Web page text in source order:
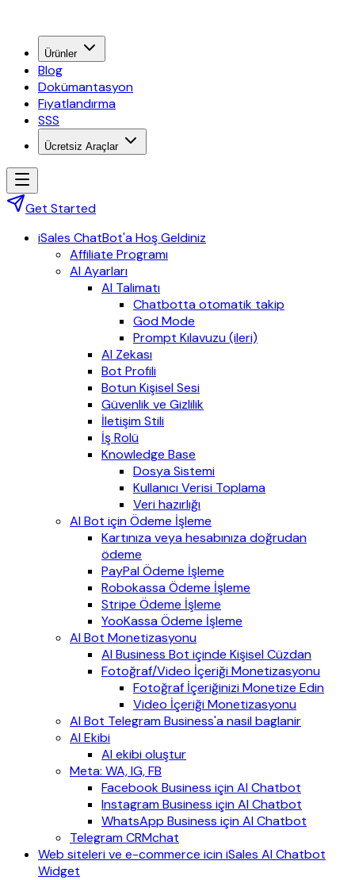
Ürünler
Blog
Dokümantasyon
Fiyatlandırma
SSS
Ücretsiz Araçlar
Get Started
iSales ChatBot'a Hoş Geldiniz
Affiliate Programı
AI Ayarları
AI Talimatı
Chatbotta otomatik takip
God Mode
Prompt Kılavuzu (ileri)
AI Zekası
Bot Profili
Botun Kişisel Sesi
Güvenlik ve Gizlilik
İletişim Stili
İş Rolü
Knowledge Base
Dosya Sistemi
Kullanıcı Verisi Toplama
Veri hazırlığı
AI Bot için Ödeme İşleme
Kartınıza veya hesabınıza doğrudan
ödeme
PayPal Ödeme İşleme
Robokassa Ödeme İşleme
Stripe Ödeme İşleme
YooKassa Ödeme İşleme
AI Bot Monetizasyonu
AI Business Bot içinde Kişisel Cüzdan
Fotoğraf/Video İçeriği Monetizasyonu
Fotoğraf İçeriğinizi Monetize Edin
Video İçeriği Monetizasyonu
AI Bot Telegram Business'a nasil baglanir
AI Ekibi
AI ekibi oluştur
Meta: WA, IG, FB
Facebook Business için AI Chatbot
Instagram Business için AI Chatbot
WhatsApp Business için AI Chatbot
Telegram CRMchat
Web siteleri ve e-commerce icin iSales AI Chatbot
Widget